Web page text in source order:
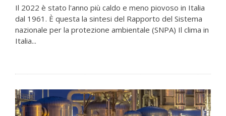
Il 2022 è stato l'anno più caldo e meno piovoso in Italia
dal 1961. È questa la sintesi del Rapporto del Sistema
nazionale per la protezione ambientale (SNPA) Il clima in
Italia...